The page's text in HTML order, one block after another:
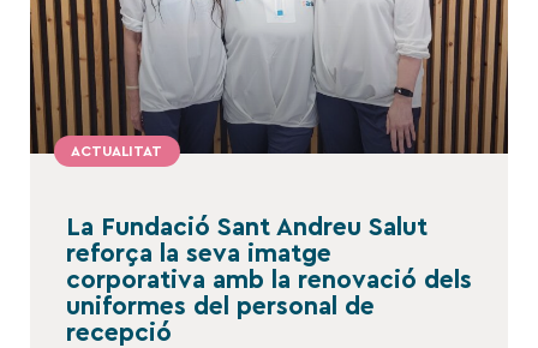
ACTUALITAT
La Fundació Sant Andreu Salut
reforça la seva imatge
corporativa amb la renovació dels
uniformes del personal de
recepció